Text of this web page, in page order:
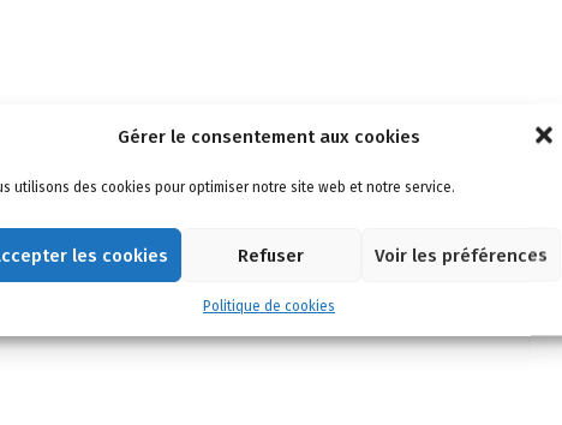
Gérer le consentement aux cookies
utilisons des cookies pour optimiser notre site web et notre service.
les cookies Refuser Voir les préférences
Politique de cookies